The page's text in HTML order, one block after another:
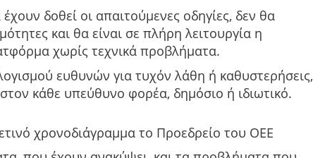
δοθεί οι απαιτούμενες οδηγίες, δεν θα
και θα είναι σε πλήρη λειτουργία η
χωρίς τεχνικά προβλήματα.
ευθυνών για τυχόν λάθη ή καθυστερήσεις,
κάθε υπεύθυνο φορέα, δημόσιο ή ιδιωτικό.
χρονοδιάγραμμα το Προεδρείο του ΟΕΕ